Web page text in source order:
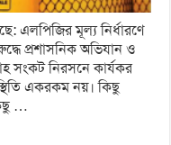
এলপিজির মূল্য নির্ধারণে
প্রশাসনিক অভিযান ও
সংকট নিরসনে কার্যকর
একরকম নয়। কিছু
…